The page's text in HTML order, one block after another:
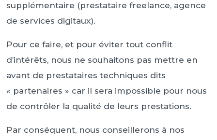
supplémentaire (prestataire freelance, agence
de services digitaux).
Pour ce faire, et pour éviter tout conflit
d’intérêts, nous ne souhaitons pas mettre en
avant de prestataires techniques dits
« partenaires » car il sera impossible pour nous
de contrôler la qualité de leurs prestations.
Par conséquent, nous conseillerons à nos